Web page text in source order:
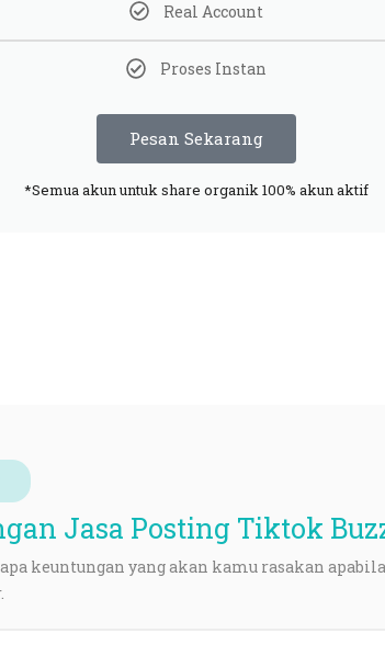
Real Account
Proses Instan
Pesan Sekarang
*Semua akun untuk share organik 100% akun aktif
Jasa Posting Tiktok
keuntungan yang akan kamu rasakan
.